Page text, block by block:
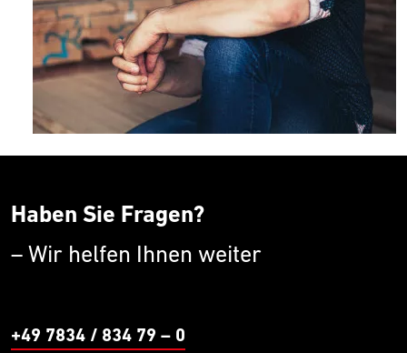
Haben Sie Fragen?
– Wir helfen Ihnen weiter
+49 7834 / 834 79 – 0